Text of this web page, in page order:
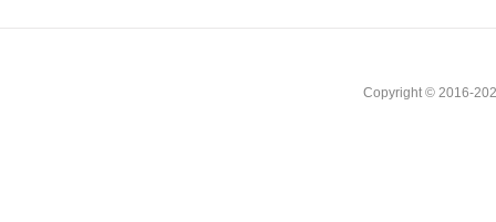
Copyright © 2016-